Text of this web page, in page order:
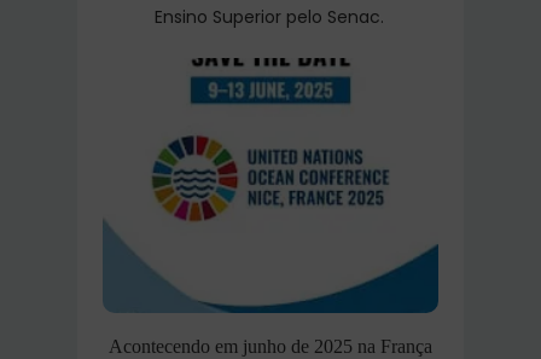
Ensino Superior pelo Senac.
Acontecendo em junho de 2025 na França